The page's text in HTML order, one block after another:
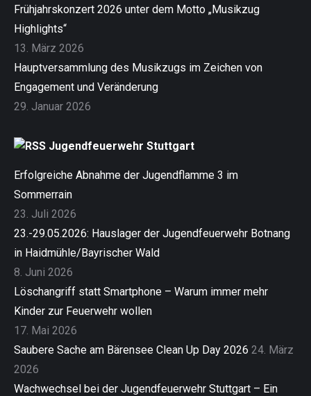
Frühjahrskonzert 2026 unter dem Motto „Musikzug
Highlights“
13. März 2026
Hauptversammlung des Musikzugs im Zeichen von
Engagement und Veränderung
29. Januar 2026
Jugendfeuerwehr Stuttgart
Erfolgreiche Abnahme der Jugendflamme 3 im
Sommerrain
23. Juli 2026
23.-29.05.2026: Hauslager der Jugendfeuerwehr Botnang
in Haidmühle/Bayrischer Wald
8. Juni 2026
Löschangriff statt Smartphone – Warum immer mehr
Kinder zur Feuerwehr wollen
17. Mai 2026
Saubere Sache am Bärensee Clean Up Day 2026 24. März
2026
Wachwechsel bei der Jugendfeuerwehr Stuttgart – Ein